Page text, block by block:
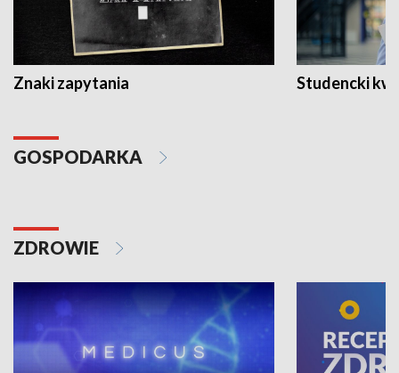
Znaki zapytania Studencki
GOSPODARKA
ZDROWIE